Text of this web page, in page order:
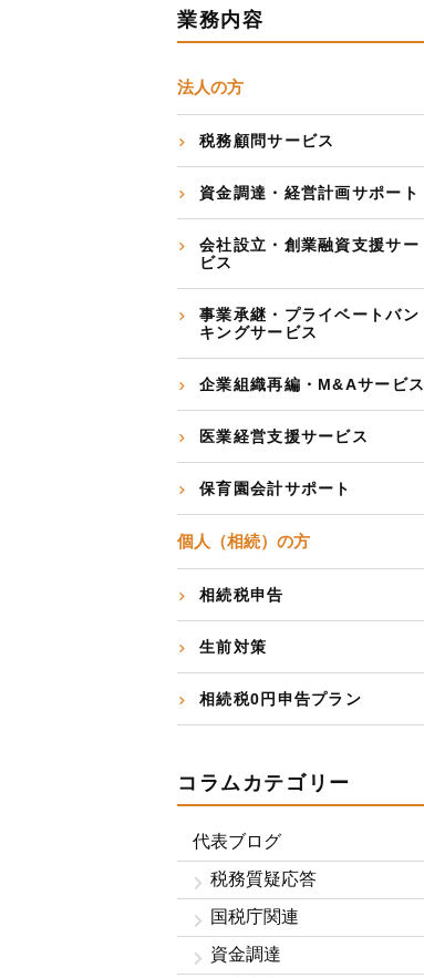
業務内容
法人の方
税務顧問サービス
資金調達・経営計画サポート
会社設立・創業融資支援サー
ビス
事業承継・プライベートバン
キングサービス
企業組織再編・M&Aサービス
医業経営支援サービス
保育園会計サポート
個人（相続）の方
相続税申告
生前対策
相続税0円申告プラン
コラムカテゴリー
代表ブログ
税務質疑応答
国税庁関連
資金調達